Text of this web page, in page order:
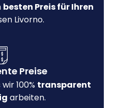
besten Preis für Ihren
Livorno.
Preise
100% transparent
arbeiten.